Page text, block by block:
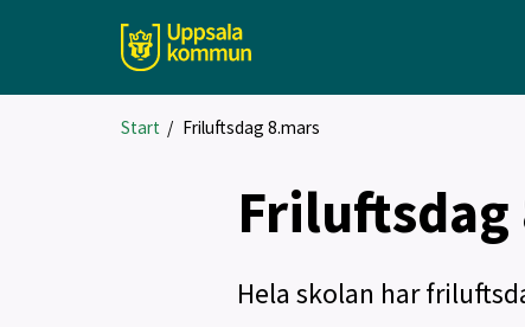
Start / Friluftsdag 8.mars
Friluftsdag
Hela skolan har